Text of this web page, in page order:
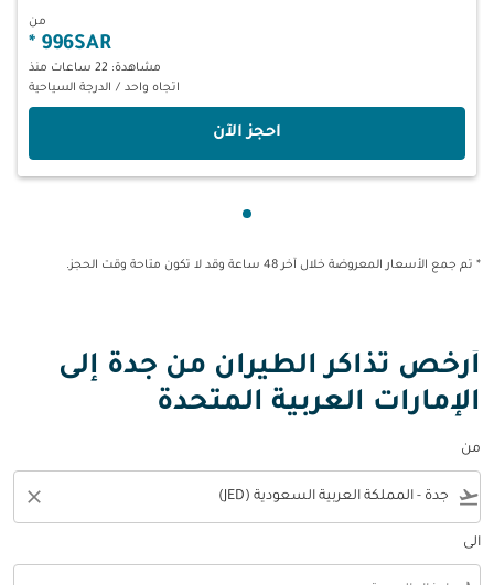
من
996SAR
*
مشاهدة: 22 ساعات منذ
اتجاه واحد / الدرجة السياحية
‫احجز الآن‬
* تم جمع الأسعار المعروضة خلال آخر 48 ساعة وقد لا تكون متاحة وقت الحجز.
أرخص تذاكر الطيران من جدة إلى
الإمارات العربية المتحدة
من
flight_takeoff
close
الى